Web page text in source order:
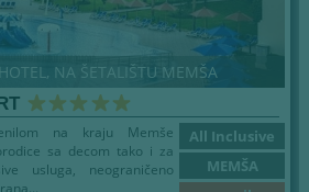
NA ŠETALIŠTU MEMŠA
All Inclusive
MEMŠA
na kraju Memše
sa decom tako i za
usluga, neograničeno